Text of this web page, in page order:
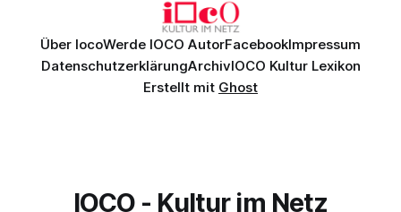
Über IocoWerde IOCO AutorFacebookImpressum
DatenschutzerklärungArchivIOCO Kultur Lexikon
Erstellt mit Ghost
IOCO - Kultur im Netz